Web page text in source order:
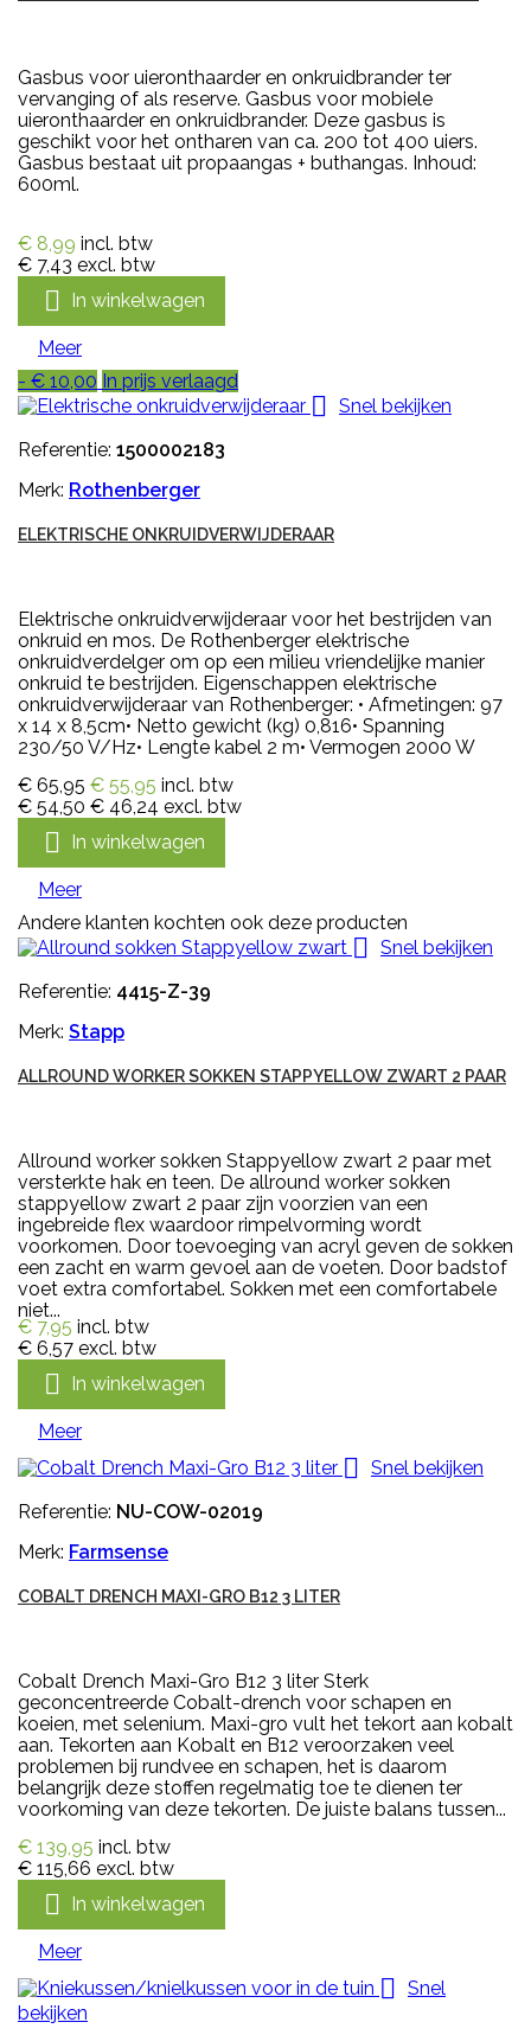
Gasbus voor uieronthaarder en onkruidbrander ter
vervanging of als reserve. Gasbus voor mobiele
uieronthaarder en onkruidbrander. Deze gasbus is
geschikt voor het ontharen van ca. 200 tot 400 uiers.
Gasbus bestaat uit propaangas + buthangas. Inhoud:
600ml.
€ 8,99 incl. btw
€ 7,43 excl. btw
 In winkelwagen
Meer
- € 10,00 In prijs verlaagd

Snel bekijken
Referentie: 1500002183
Merk: Rothenberger
ELEKTRISCHE ONKRUIDVERWIJDERAAR
Elektrische onkruidverwijderaar voor het bestrijden van
onkruid en mos. De Rothenberger elektrische
onkruidverdelger om op een milieu vriendelijke manier
onkruid te bestrijden. Eigenschappen elektrische
onkruidverwijderaar van Rothenberger: • Afmetingen: 97
x 14 x 8,5cm• Netto gewicht (kg) 0,816• Spanning
230/50 V/Hz• Lengte kabel 2 m• Vermogen 2000 W
€ 65,95 € 55,95 incl. btw
€ 54,50 € 46,24 excl. btw
 In winkelwagen
Meer
Andere klanten kochten ook deze producten

Snel bekijken
Referentie: 4415-Z-39
Merk: Stapp
ALLROUND WORKER SOKKEN STAPPYELLOW ZWART 2 PAAR
Allround worker sokken Stappyellow zwart 2 paar met
versterkte hak en teen. De allround worker sokken
stappyellow zwart 2 paar zijn voorzien van een
ingebreide flex waardoor rimpelvorming wordt
voorkomen. Door toevoeging van acryl geven de sokken
een zacht en warm gevoel aan de voeten. Door badstof
voet extra comfortabel. Sokken met een comfortabele
niet...
€ 7,95 incl. btw
€ 6,57 excl. btw
 In winkelwagen
Meer

Snel bekijken
Referentie: NU-COW-02019
Merk: Farmsense
COBALT DRENCH MAXI-GRO B12 3 LITER
Cobalt Drench Maxi-Gro B12 3 liter Sterk
geconcentreerde Cobalt-drench voor schapen en
koeien, met selenium. Maxi-gro vult het tekort aan kobalt
aan. Tekorten aan Kobalt en B12 veroorzaken veel
problemen bij rundvee en schapen, het is daarom
belangrijk deze stoffen regelmatig toe te dienen ter
voorkoming van deze tekorten. De juiste balans tussen...
€ 139,95 incl. btw
€ 115,66 excl. btw
 In winkelwagen
Meer

Snel
bekijken